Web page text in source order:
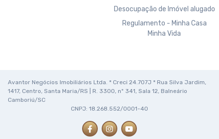
Desocupação de Imóvel alugado
Regulamento - Minha Casa
Minha Vida
Avantor Negócios Imobiliários Ltda. * Creci 24.707J * Rua Silva Jardim,
1417, Centro, Santa Maria/RS | R. 3300, nº 341, Sala 12, Balneário
Camboriú/SC
CNPJ: 18.268.552/0001-40